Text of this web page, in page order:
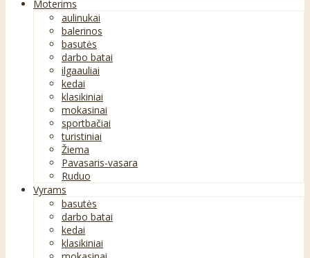
Moterims
aulinukai
balerinos
basutės
darbo batai
ilgaauliai
kedai
klasikiniai
mokasinai
sportbačiai
turistiniai
Žiema
Pavasaris-vasara
Ruduo
Vyrams
basutės
darbo batai
kedai
klasikiniai